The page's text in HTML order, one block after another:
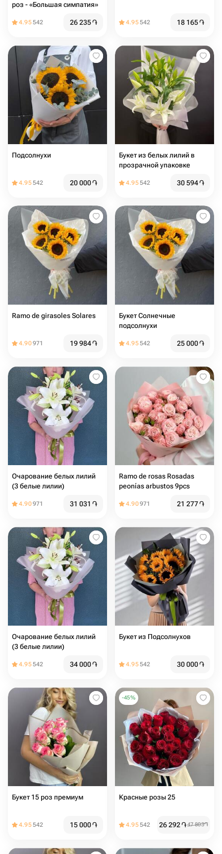
роз - «Большая симпатия»
4.95542 26 235֏ 4.95542 18 165֏
Подсолнухи
4.95542 20 000֏
Букет из белых лилий в
прозрачной упаковке
4.95542 30 594֏
Ramo de girasoles Solares
4.90971 19 984֏
Букет Солнечные
подсолнухи
4.95542 25 000֏
Очарование белых лилий
(3 белые лилии)
4.90971 31 031 ֏
Ramo de rosas Rosadas
peonías arbustos 9pcs
4.90971 21 277֏
Очарование белых лилий
(3 белые лилии)
4.95542 34 000֏
Букет из Подсолнухов
4.95542 30 000֏
Букет 15 роз премиум
4.95542 15 000֏
-45%
Красные розы 25
4.95542 26 292֏47 803֏